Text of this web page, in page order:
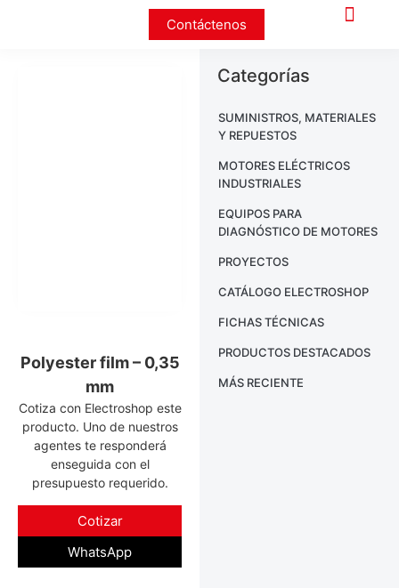
Contáctenos
Categorías
SUMINISTROS, MATERIALES
Y REPUESTOS
MOTORES ELÉCTRICOS
INDUSTRIALES
EQUIPOS PARA
DIAGNÓSTICO DE MOTORES
PROYECTOS
CATÁLOGO ELECTROSHOP
FICHAS TÉCNICAS
PRODUCTOS DESTACADOS
MÁS RECIENTE
Polyester film – 0,35
mm
Cotiza con Electroshop este
producto. Uno de nuestros
agentes te responderá
enseguida con el
presupuesto requerido.
Cotizar
WhatsApp